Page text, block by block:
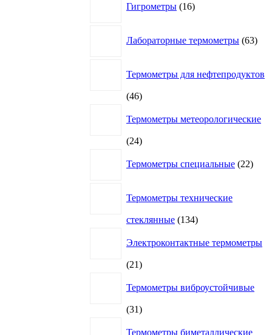
Гигрометры 16товаров
Лабораторные термометры 63
Термометры для нефтепродуктов
4646
Термометры метеорологические
2424
Термометры специальные 22
Термометры технические
стеклянные 134134
Электроконтактные термометры
2121
Термометры виброустойчивые
3131
Термометры биметаллические